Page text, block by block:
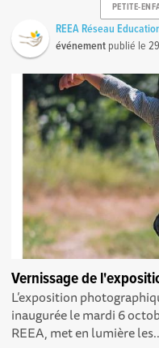
PETITE-
REEA Réseau
événement publié le
Vernissage de
L’exposition
inaugurée le mardi 6
REEA, met en lumière